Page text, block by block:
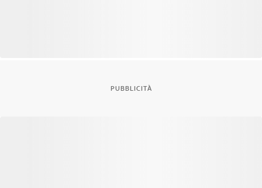
PUBBLICITÀ